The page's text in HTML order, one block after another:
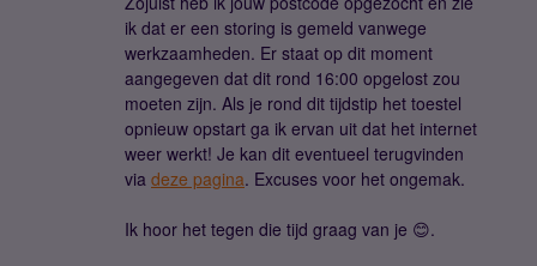
ik dat er een storing is gemeld vanwege
werkzaamheden. Er staat op dit moment
aangegeven dat dit rond 16:00 opgelost zou
moeten zijn. Als je rond dit tijdstip het toestel
opnieuw opstart ga ik ervan uit dat het internet
weer werkt! Je kan dit eventueel terugvinden
via deze pagina. Excuses voor het ongemak.
Ik hoor het tegen die tijd graag van je 😊.